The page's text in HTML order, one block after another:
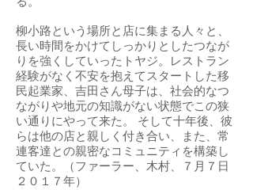
柳小路という場所と店に集まる人々と、
長い時間をかけてしっかりとしたつなが
りを強くしていったトヤジ。レストラン
経験がなく不安を抱えてスタートした移
民起業家、吉田さん母子は、社会的なつ
ながりや地元の知識がない状態でこの狭
い通りにやって来た。 そして十年後、彼
らは他の店と親しく付き合い、また、常
連客達との親密なコミュニティを構築し
ていた。（ファーラー、木村、７月７日
２０１７年）